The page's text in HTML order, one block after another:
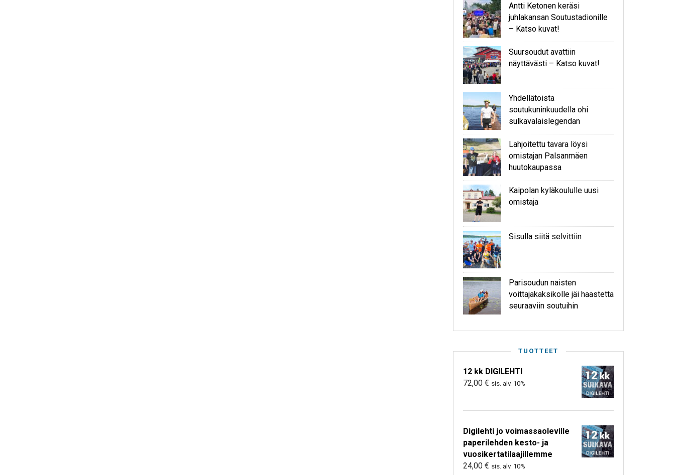
Antti Ketonen keräsi
juhlakansan Soutustadionille
– Katso kuvat!
Suursoudut avattiin
näyttävästi – Katso kuvat!
Yhdellätoista
soutukuninkuudella ohi
sulkavalaislegendan
Lahjoitettu tavara löysi
omistajan Palsanmäen
huutokaupassa
Kaipolan kyläkoululle uusi
omistaja
Sisulla siitä selvittiin
Parisoudun naisten
voittajakaksikolle jäi haastetta
seuraaviin soutuihin
TUOTTEET
12 kk DIGILEHTI
72,00 € sis. alv. 10%
Digilehti jo voimassaoleville
paperilehden kesto- ja
vuosikertatilaajillemme
24,00 € sis. alv. 10%